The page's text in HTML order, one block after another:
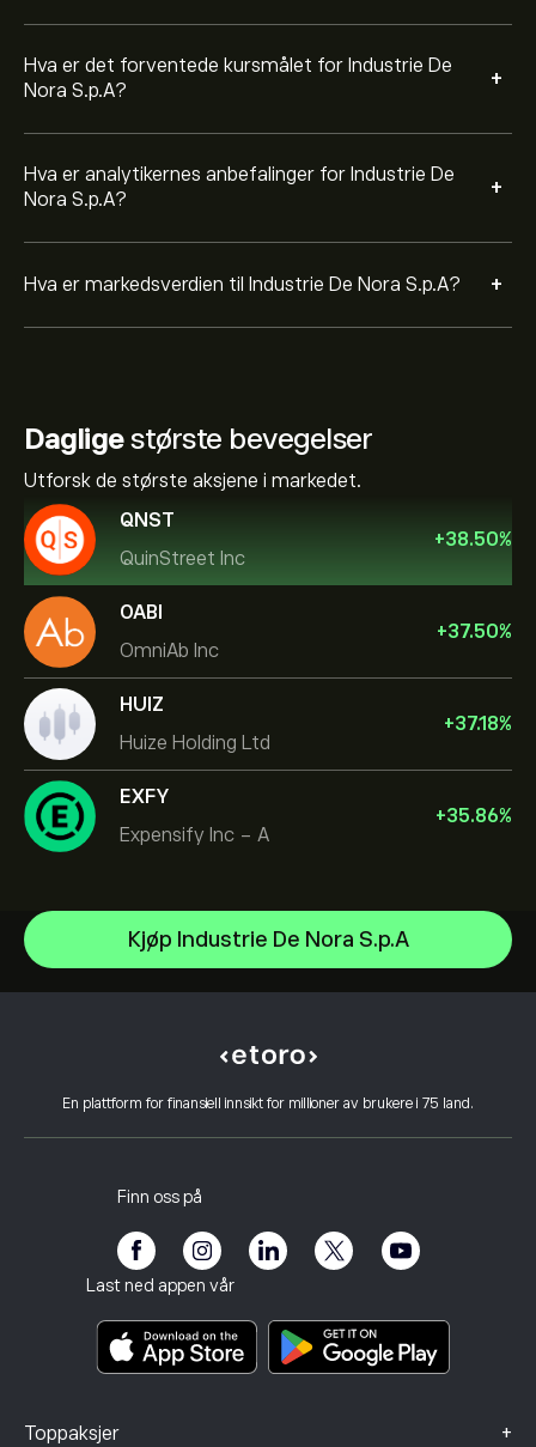
Hva er det forventede kursmålet for Industrie De
Nora S.p.A?
+
Hva er analytikernes anbefalinger for Industrie De
Nora S.p.A?
+
Hva er markedsverdien til Industrie De Nora S.p.A? +
Dagligestørste bevegelser
Utforsk de største aksjene i markedet.
QNST
QuinStreet Inc
+38.50%
OABI
OmniAb Inc
+37.50%
HUIZ
Huize Holding Ltd
+37.18%
EXFY
Expensify Inc - A
+35.86%
Kjøp Industrie De Nora S.p.A
En plattform for finansiell innsikt for millioner av brukere i 75 land.
Finn oss på
Last ned appen vår
Toppaksjer +
Micron Technology, Inc.
Vistra Corp
Caterpillar
Slik bekrefter du kontoen din
Klientsårbarhet
Hva er belåning & margin
Kjøp og salg forklart
eToro Academy
eToro-anmeldelser
Risikoopplysning
Betingelser og vilkår
Nøkkelinformasjonsdokumenter
Klagedata (FCA-klienter)
Affiliate-program
Investeringsforsikring